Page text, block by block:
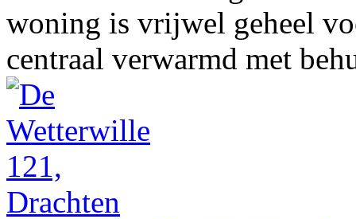
woning is vrijwel geheel
centraal verwarmd met